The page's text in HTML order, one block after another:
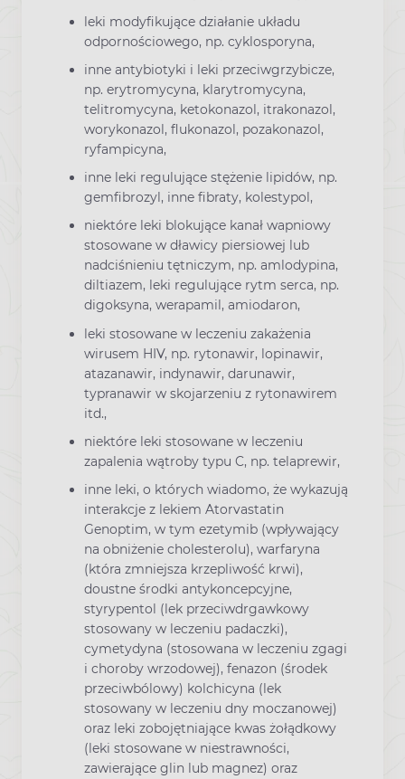
leki modyfikujące działanie układu
odpornościowego, np. cyklosporyna,
inne antybiotyki i leki przeciwgrzybicze,
np. erytromycyna, klarytromycyna,
telitromycyna, ketokonazol, itrakonazol,
worykonazol, flukonazol, pozakonazol,
ryfampicyna,
inne leki regulujące stężenie lipidów, np.
gemfibrozyl, inne fibraty, kolestypol,
niektóre leki blokujące kanał wapniowy
stosowane w dławicy piersiowej lub
nadciśnieniu tętniczym, np. amlodypina,
diltiazem, leki regulujące rytm serca, np.
digoksyna, werapamil, amiodaron,
leki stosowane w leczeniu zakażenia
wirusem HIV, np. rytonawir, lopinawir,
atazanawir, indynawir, darunawir,
typranawir w skojarzeniu z rytonawirem
itd.,
niektóre leki stosowane w leczeniu
zapalenia wątroby typu C, np. telaprewir,
inne leki, o których wiadomo, że wykazują
interakcje z lekiem Atorvastatin
Genoptim, w tym ezetymib (wpływający
na obniżenie cholesterolu), warfaryna
(która zmniejsza krzepliwość krwi),
doustne środki antykoncepcyjne,
styrypentol (lek przeciwdrgawkowy
stosowany w leczeniu padaczki),
cymetydyna (stosowana w leczeniu zgagi
i choroby wrzodowej), fenazon (środek
przeciwbólowy) kolchicyna (lek
stosowany w leczeniu dny moczanowej)
oraz leki zobojętniające kwas żołądkowy
(leki stosowane w niestrawności,
zawierające glin lub magnez) oraz